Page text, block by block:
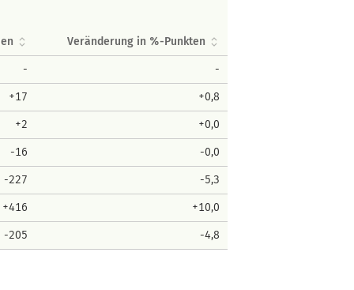
Veränderung in %-Punkten
- -
+17 +0,8
+2 +0,0
-16 -0,0
-227 -5,3
+416 +10,0
-205 -4,8